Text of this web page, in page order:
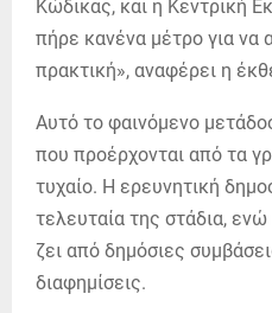
Κώδικας, και η Κεντρική
πήρε κανένα μέτρο για να
πρακτική», αναφέρει η
Αυτό το φαινόμενο
που προέρχονται από τα
τυχαίο. Η ερευνητική
τελευταία της στάδια,
ζει από δημόσιες
διαφημίσεις.